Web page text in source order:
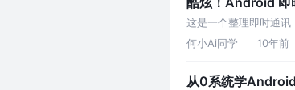
这是一个整理即时通讯
何小Ai同学
10年前
从0系统学